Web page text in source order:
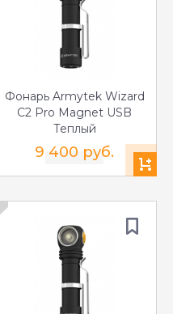
Фонарь Armytek Wizard
C2 Pro Magnet USB
Теплый
9 400 руб.